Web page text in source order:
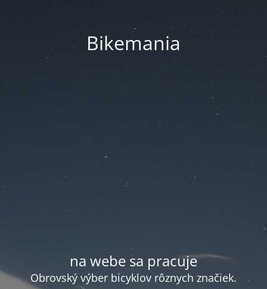
Bikemania
na webe sa pracuje
Obrovský výber bicyklov rôznych značiek.